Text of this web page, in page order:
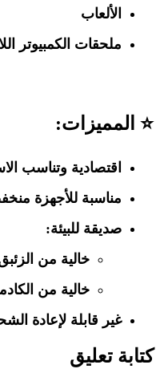
الألعاب
ملحقات الكمبيوتر
⭐ المميزات:
اقتصادية وتناسب
مناسبة للأجهزة
صديقة للبيئة:
خالية من الزئبق
خالية من الكادميوم
غير قابلة لإعادة
كتابة تعليق